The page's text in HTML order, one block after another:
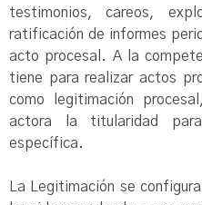
testimonios, careos,
ratificación de informes
acto procesal. A la
tiene para realizar actos
como legitimación
actora la titularidad
específica.
La Legitimación se